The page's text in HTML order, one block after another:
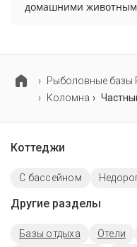
домашними
Рыболовные базы
Коломна
Коттеджи
С бассейном
Другие разделы
Базы отдыха Отели